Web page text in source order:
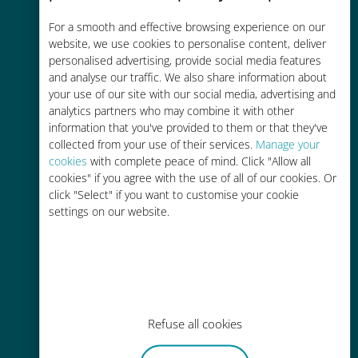
For a smooth and effective browsing experience on our
website, we use cookies to personalise content, deliver
personalised advertising, provide social media features
and analyse our traffic. We also share information about
your use of our site with our social media, advertising and
analytics partners who may combine it with other
information that you've provided to them or that they've
collected from your use of their services. Manage your
cookies with complete peace of mind. Click "Allow all
cookies" if you agree with the use of all of our cookies. Or
click "Select" if you want to customise your cookie
settings on our website.
Refuse all cookies
Économique
Jusqu'à 90 % moins cher que les
frais d'itinérance avec votre
opérateur habituel
Recharge facile